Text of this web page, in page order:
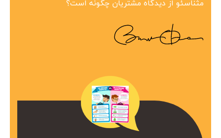
مثناسئو از دیدگاه مشتریان چگونه است؟